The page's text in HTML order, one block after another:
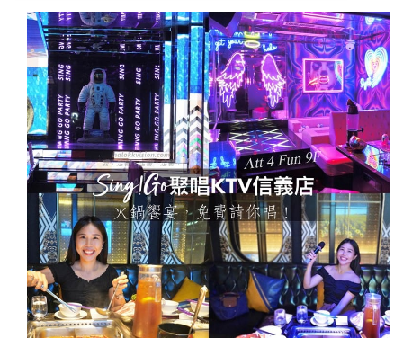
宜
蘭
烏
石
港
衝
浪/
體
驗
衝
浪
優
惠/
借
浪
板/
衝
點
｜
蘇
澳
海
派
生
活
~
豆
腐
岬
浮
SUP
手
作
料